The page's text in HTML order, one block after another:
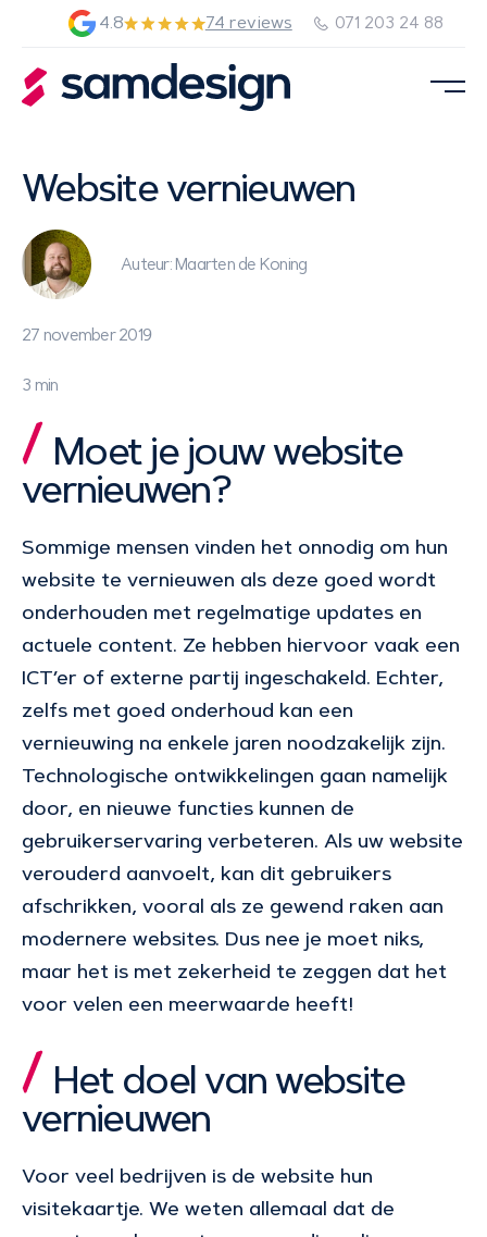
4.8 74 reviews 071 203 24 88
Website vernieuwen
Auteur: Maarten de Koning
27 november 2019
3 min
Moet je jouw website
vernieuwen?
Sommige mensen vinden het onnodig om hun
website te vernieuwen als deze goed wordt
onderhouden met regelmatige updates en
actuele content. Ze hebben hiervoor vaak een
ICT’er of externe partij ingeschakeld. Echter,
zelfs met goed onderhoud kan een
vernieuwing na enkele jaren noodzakelijk zijn.
Technologische ontwikkelingen gaan namelijk
door, en nieuwe functies kunnen de
gebruikerservaring verbeteren. Als uw website
verouderd aanvoelt, kan dit gebruikers
afschrikken, vooral als ze gewend raken aan
modernere websites. Dus nee je moet niks,
maar het is met zekerheid te zeggen dat het
voor velen een meerwaarde heeft!
Het doel van website
vernieuwen
Voor veel bedrijven is de website hun
visitekaartje. We weten allemaal dat de